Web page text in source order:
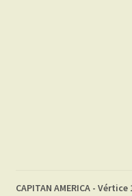
CAPITAN AMERICA -